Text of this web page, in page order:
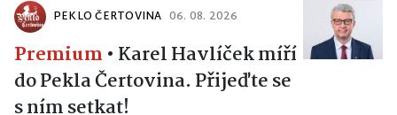
PEKLO ČERTOVINA 06. 08. 2026
Premium • Karel Havlíček míří
do Pekla Čertovina. Přijeďte se
s ním setkat!